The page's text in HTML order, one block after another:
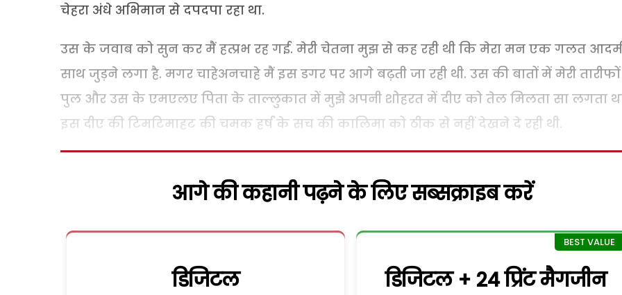
चेहरा अंधे अभिमान से दपदपा रहा था.
उस के जवाब को सुन कर मैं हत्प्रभ रह गई. मेरी चेतना मुझ से कह रही थी कि मेरा मन एक गलत
साथ जुड़ने लगा है. मगर चाहेअनचाहे मैं इस डगर पर आगे बढ़ती जा रही थी. उस की बातों में मेरी
पुल और उस के एमएलए पिता के ताल्लुकात में मुझे अपनी शोहरत में दीए को तेल मिलता सा लगता
इस दीए की टिमटिमाहट की चमक हर्ष के सच की कालिमा को ठीक से नहीं देखने दे रही थी.
आगे की कहानी पढ़ने के लिए सब्सक्राइब करें
डिजिटल डिजिटल + 24 प्रिंट मैगजीन